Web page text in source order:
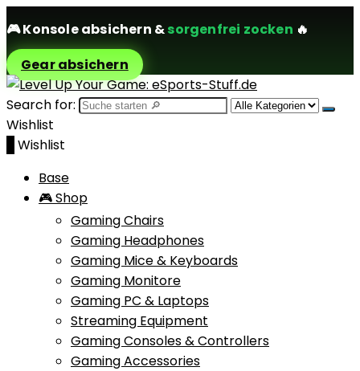
🎮Konsole absichern &sorgenfrei zocken 🔥
Gear absichern
Search for:
Wishlist
Wishlist
Base
🎮 Shop
Gaming Chairs
Gaming Headphones
Gaming Mice & Keyboards
Gaming Monitore
Gaming PC & Laptops
Streaming Equipment
Gaming Consoles & Controllers
Gaming Accessories